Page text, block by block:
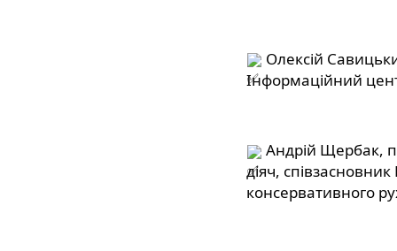
Олексій
Інформаційний
Андрій Щербак,
діяч,
консервативного